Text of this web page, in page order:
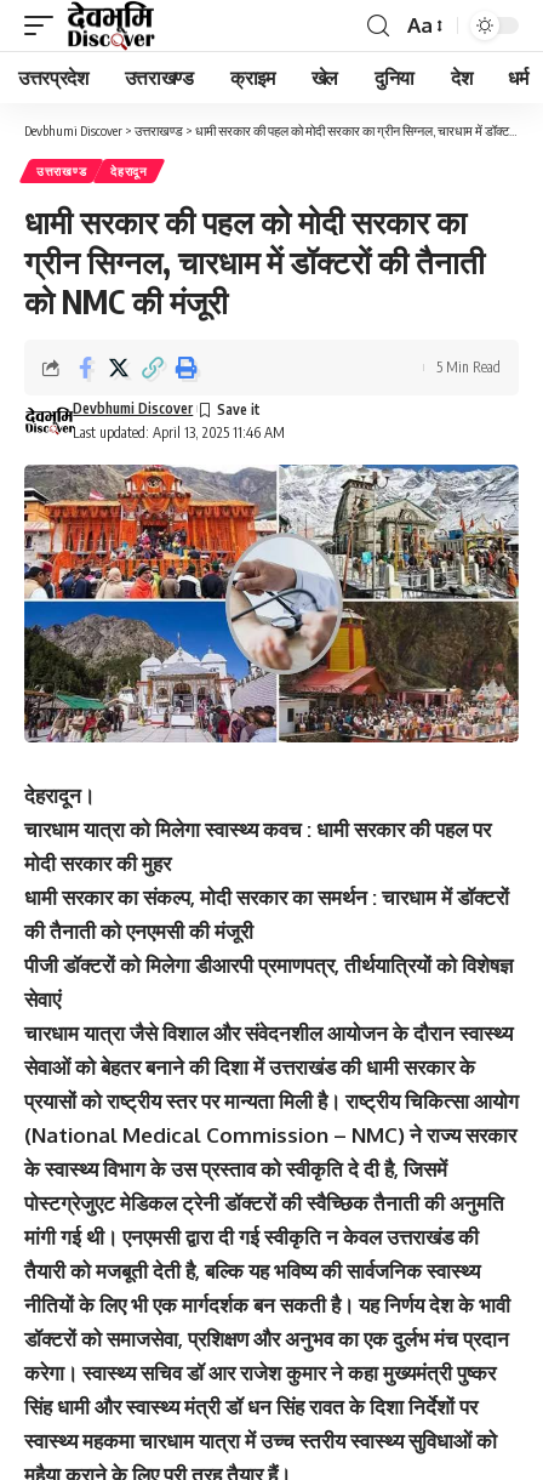
Font
Resizer
Aa
उत्तरप्रदेश उत्तराखण्ड क्राइम खेल दुनिया देश धर्म
Devbhumi Discover > उत्तराखण्ड > धामी सरकार की पहल को मोदी सरकार का ग्रीन सिग्नल, चारधाम में डॉक्टरों की तैनाती को NMC की मंजूरी
उत्तराखण्ड देहरादून
धामी सरकार की पहल को मोदी सरकार का
ग्रीन सिग्नल, चारधाम में डॉक्टरों की तैनाती
को NMC की मंजूरी
Last updated: April 13, 2025 11:46 AM
Devbhumi Discover
5 Min Read
देहरादून।
चारधाम यात्रा को मिलेगा स्वास्थ्य कवच : धामी सरकार की पहल पर
मोदी सरकार की मुहर
धामी सरकार का संकल्प, मोदी सरकार का समर्थन : चारधाम में डॉक्टरों
की तैनाती को एनएमसी की मंजूरी
पीजी डॉक्टरों को मिलेगा डीआरपी प्रमाणपत्र, तीर्थयात्रियों को विशेषज्ञ
सेवाएं
चारधाम यात्रा जैसे विशाल और संवेदनशील आयोजन के दौरान स्वास्थ्य
सेवाओं को बेहतर बनाने की दिशा में उत्तराखंड की धामी सरकार के
प्रयासों को राष्ट्रीय स्तर पर मान्यता मिली है। राष्ट्रीय चिकित्सा आयोग
(National Medical Commission – NMC) ने राज्य सरकार
के स्वास्थ्य विभाग के उस प्रस्ताव को स्वीकृति दे दी है, जिसमें
पोस्टग्रेजुएट मेडिकल ट्रेनी डॉक्टरों की स्वैच्छिक तैनाती की अनुमति
मांगी गई थी। एनएमसी द्वारा दी गई स्वीकृति न केवल उत्तराखंड की
तैयारी को मजबूती देती है, बल्कि यह भविष्य की सार्वजनिक स्वास्थ्य
नीतियों के लिए भी एक मार्गदर्शक बन सकती है। यह निर्णय देश के भावी
डॉक्टरों को समाजसेवा, प्रशिक्षण और अनुभव का एक दुर्लभ मंच प्रदान
करेगा। स्वास्थ्य सचिव डॉ आर राजेश कुमार ने कहा मुख्यमंत्री पुष्कर
सिंह धामी और स्वास्थ्य मंत्री डॉ धन सिंह रावत के दिशा निर्देशों पर
स्वास्थ्य महकमा चारधाम यात्रा में उच्च स्तरीय स्वास्थ्य सुविधाओं को
मुहैया कराने के लिए पूरी तरह तैयार हैं।